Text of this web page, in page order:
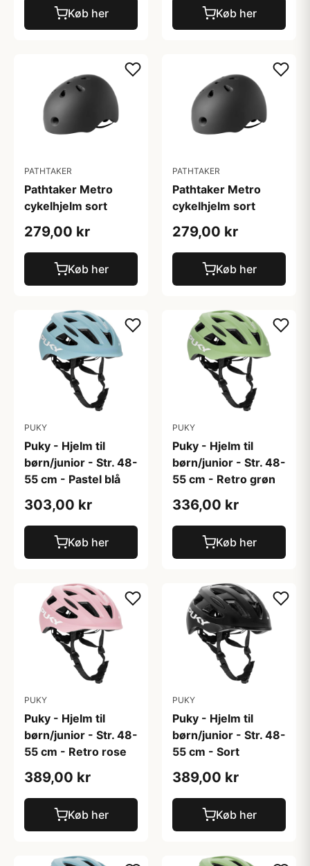
Køb her Køb her
PATHTAKER
Pathtaker Metro
cykelhjelm sort
279,00 kr
Køb her
PATHTAKER
Pathtaker Metro
cykelhjelm sort
279,00 kr
Køb her
PUKY
Puky - Hjelm til
børn/junior - Str. 48-
55 cm - Pastel blå
303,00 kr
Køb her
PUKY
Puky - Hjelm til
børn/junior - Str. 48-
55 cm - Retro grøn
336,00 kr
Køb her
PUKY
Puky - Hjelm til
børn/junior - Str. 48-
55 cm - Retro rose
389,00 kr
Køb her
PUKY
Puky - Hjelm til
børn/junior - Str. 48-
55 cm - Sort
389,00 kr
Køb her